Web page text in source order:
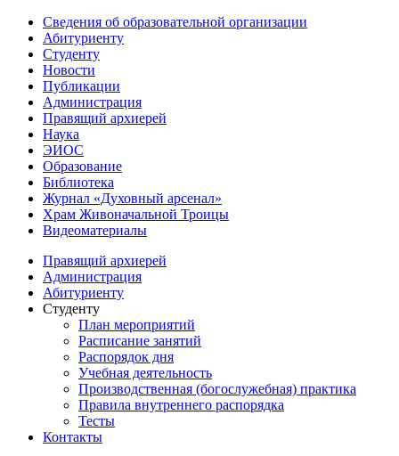
Сведения об образовательной организации
Абитуриенту
Студенту
Новости
Публикации
Администрация
Правящий архиерей
Наука
ЭИОС
Образование
Библиотека
Журнал «Духовный арсенал»
Храм Живоначальной Троицы
Видеоматериалы
Правящий архиерей
Администрация
Абитуриенту
Студенту
План мероприятий
Расписание занятий
Распорядок дня
Учебная деятельность
Производственная (богослужебная) практика
Правила внутреннего распорядка
Тесты
Контакты